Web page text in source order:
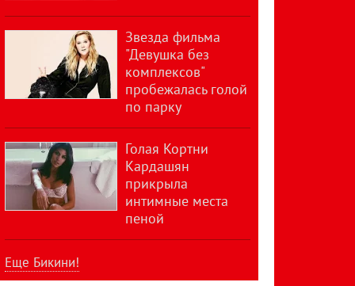
Звезда фильма
"Девушка без
комплексов"
пробежалась голой
по парку
Голая Кортни
Кардашян
прикрыла
интимные места
пеной
Еще Бикини!